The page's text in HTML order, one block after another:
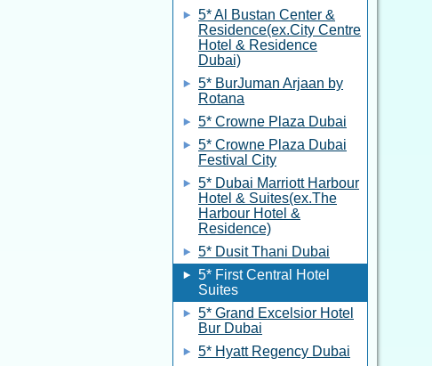
5* Al Bustan Center &
Residence(ex.City Centre
Hotel & Residence
Dubai)
5* BurJuman Arjaan by
Rotana
5* Crowne Plaza Dubai
5* Crowne Plaza Dubai
Festival City
5* Dubai Marriott Harbour
Hotel & Suites(ex.The
Harbour Hotel &
Residence)
5* Dusit Thani Dubai
5* First Central Hotel
Suites
5* Grand Excelsior Hotel
Bur Dubai
5* Hyatt Regency Dubai